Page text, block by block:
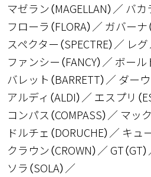
マゼラン（MAGELLAN）
バカ
フローラ（FLORA）
ガバーナ
スペクター（SPECTRE）
レグ
ファンシー（FANCY）
ボール
バレット（BARRETT）
ダーウ
アルディ（ALDI）
エスプリ（
コンパス（COMPASS）
マック
ドルチェ（DORUCHE）
キュ
クラウン（CROWN）
GT（GT）
ソラ（SOLA）